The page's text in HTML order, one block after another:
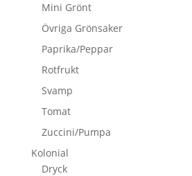
Mini Grönt
Övriga Grönsaker
Paprika/Peppar
Rotfrukt
Svamp
Tomat
Zuccini/Pumpa
Kolonial
Dryck